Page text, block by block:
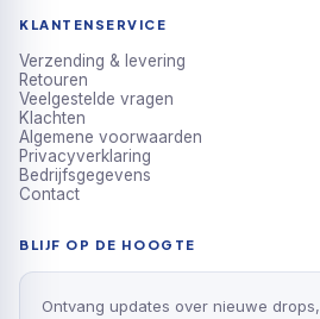
KLANTENSERVICE
Verzending & levering
Retouren
Veelgestelde vragen
Klachten
Algemene voorwaarden
Privacyverklaring
Bedrijfsgegevens
Contact
BLIJF OP DE HOOGTE
Ontvang updates over nieuwe